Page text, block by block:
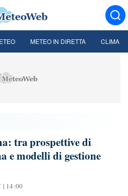
METEO IN DIRETTA CLIMA
tra prospettive di
e modelli di gestione
| 14:00